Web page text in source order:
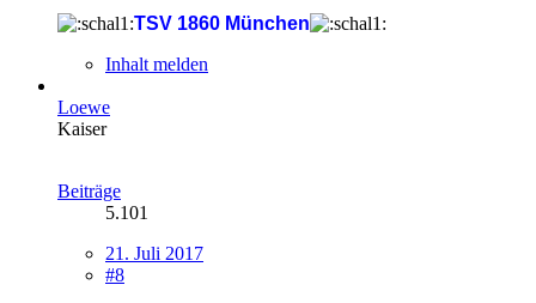
TSV 1860 München
Inhalt melden
Loewe
Kaiser
Beiträge
5.101
21. Juli 2017
#8